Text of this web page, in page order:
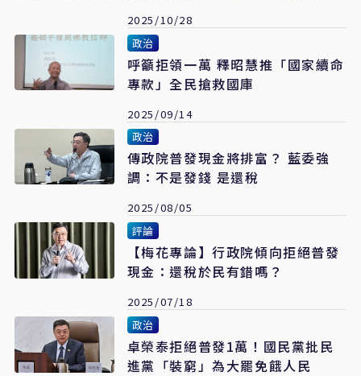
2025/10/28
政治
呼籲拒領一萬 釋昭慧推「國家續命
專款」全民搶救國庫
2025/09/14
政治
傳政院普發現金將排富？ 藍委強
調：不是發錢 是還稅
2025/08/05
評論
【梅花專論】行政院傾向拒絕普發
現金：還稅於民有錯嗎？
2025/07/18
政治
卓榮泰拒絕普發1萬！國民黨批民
進黨「裝窮」為大罷免餓人民